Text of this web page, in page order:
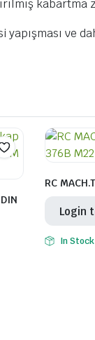
kabartma
yapışması ve
RC
Login
In Stock